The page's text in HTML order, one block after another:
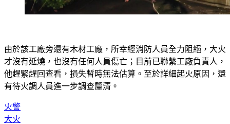
才沒有延燒，也沒有任何人員傷亡；目前已聯繫工廠負責人，
他趕緊趕回查看，損失暫時無法估算。至於詳細起火原因，還
有待火調人員進一步調查釐清。
大火
花圈